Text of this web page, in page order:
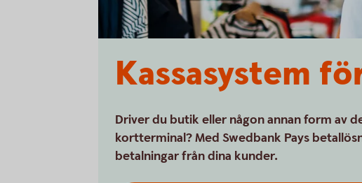
Kassasystem
Driver du butik eller någon annan form av
kortterminal? Med Swedbank Pays
betalningar från dina kunder.